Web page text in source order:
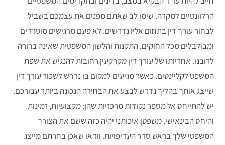
הרלוונטיים למקרה. שימו לב שאתם מפנים את עצמכם בשביל
לבחור עורך דין בתחום אליו נדרשים. לא פעם מרגישים מוטרדים
ומבולבלים מכל החוקים, התקנות והלשון המשפטית שאינה ברורה
לרובנו. אחריותו של עורך דין מקרקעין רחובות להנגיש את שפת
המשפט לקליינטים. כאשר מגיעים למקום בו נדרש לשכור עורך דין
שייצג אותך בהליך נדרש לבצע את הבחירה הנכונה ביותר עבורכם.
יש להתייחס אל מספר נקודות מרכזיות שהן: מקצועיות, זמינות
והיחס הבינאישי. משפטן איכותני יהיה כזה ששם את הצורך
המשפטי שלך בראש סדר העדיפויות. וודאו שאכן בחרתם מייצג